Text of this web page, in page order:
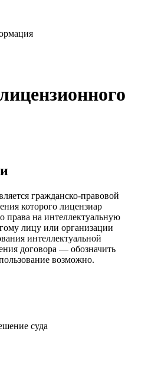
гражданско-правовой
которого лицензиар
права на интеллектуальную
лицу или организации
интеллектуальной
договора — обозначить
возможно.
суда